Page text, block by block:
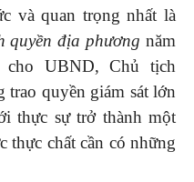
và quan trọng nhất là
quyền địa phương năm
UBND, Chủ tịch
trao quyền giám sát lớn
thực sự trở thành một
thực chất cần có những